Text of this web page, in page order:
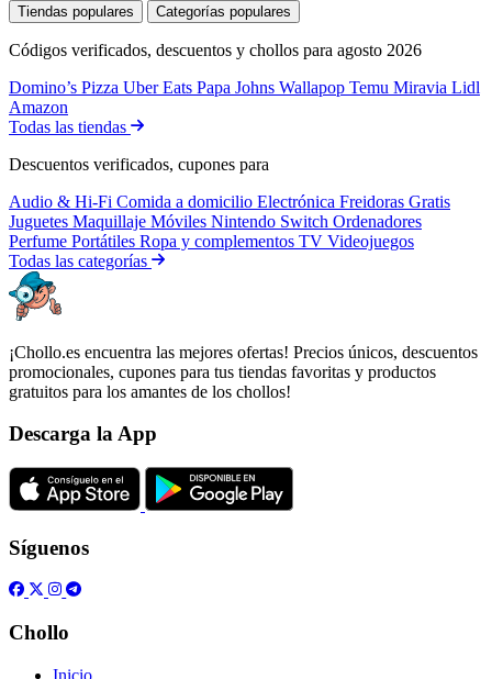
Tiendas populares Categorías populares
Códigos verificados, descuentos y chollos para agosto 2026
Domino’s Pizza Uber Eats Papa Johns Wallapop Temu Miravia Lidl
Amazon
Todas las tiendas
Descuentos verificados, cupones para
Audio & Hi-Fi Comida a domicilio Electrónica Freidoras Gratis
Juguetes Maquillaje Móviles Nintendo Switch Ordenadores
Perfume Portátiles Ropa y complementos TV Videojuegos
Todas las categorías
¡Chollo.es encuentra las mejores ofertas! Precios únicos, descuentos
promocionales, cupones para tus tiendas favoritas y productos
gratuitos para los amantes de los chollos!
Descarga la App
Síguenos
Chollo
Inicio